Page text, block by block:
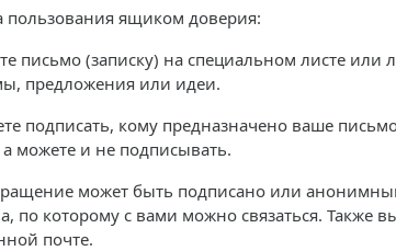
пользования ящиком доверия:
письмо (записку) на специальном листе или
предложения или идеи.
подписать, кому предназначено ваше
можете и не подписывать.
может быть подписано или
по которому с вами можно связаться. Также
почте.